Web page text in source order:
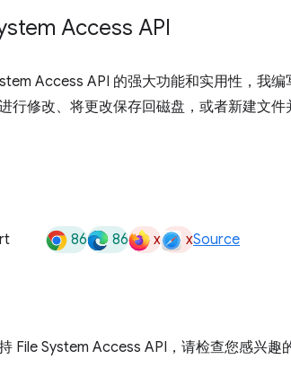
Access API
Access API 的强大功能和实用性，我
行修改、将更改保存回磁盘，或者新建文
86 86 x xSource
File System Access API，请检查您感兴趣